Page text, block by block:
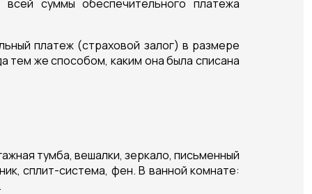
суммы обеспечительного платежа
платеж (страховой залог) в размере
тем же способом, каким она была списана
тумба, вешалки, зеркало, письменный
сплит-система, фен. В ванной комнате: